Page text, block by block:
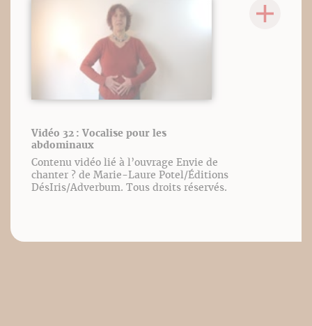
Vidéo 32 : Vocalise pour les
abdominaux
Contenu vidéo lié à l’ouvrage Envie de
chanter ? de Marie-Laure Potel/Éditions
DésIris/Adverbum. Tous droits réservés.